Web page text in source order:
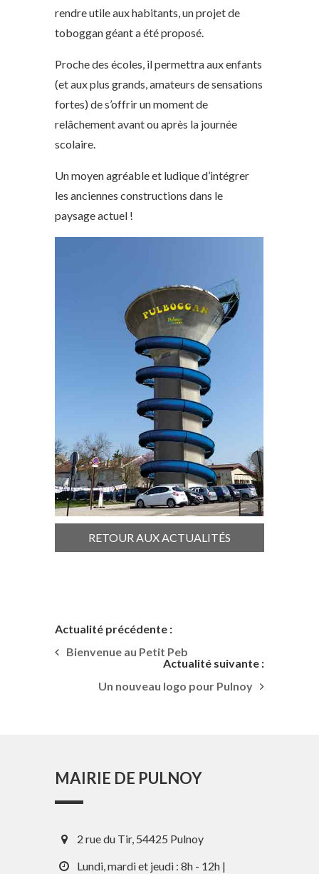
rendre utile aux habitants, un projet de
toboggan géant a été proposé.
Proche des écoles, il permettra aux enfants
(et aux plus grands, amateurs de sensations
fortes) de s’offrir un moment de
relâchement avant ou après la journée
scolaire.
Un moyen agréable et ludique d’intégrer
les anciennes constructions dans le
paysage actuel !
RETOUR AUX ACTUALITÉS
Actualité précédente :
Bienvenue au Petit Peb
Actualité suivante :
Un nouveau logo pour Pulnoy
MAIRIE DE PULNOY
2 rue du Tir, 54425 Pulnoy
Lundi, mardi et jeudi : 8h - 12h |